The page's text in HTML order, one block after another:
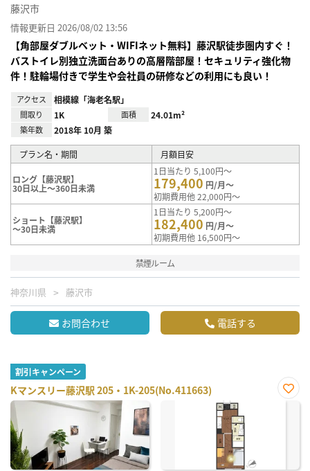
藤沢市
情報更新日 2026/08/02 13:56
【角部屋ダブルベット・WIFIネット無料】藤沢駅徒歩圏内すぐ！
バストイレ別独立洗面台ありの高層階部屋！セキュリティ強化物
件！駐輪場付きで学生や会社員の研修などの利用にも良い！
アクセス 相模線「海老名駅」
間取り 1K 面積 24.01m²
築年数 2018年 10月 築
プラン名・期間 月額目安
ロング【藤沢駅】
30日以上～360日未満
1日当たり 5,100円～
179,400 円/月～
初期費用他 22,000円～
ショート【藤沢駅】
～30日未満
1日当たり 5,200円～
182,400 円/月～
初期費用他 16,500円～
禁煙ルーム
神奈川県 藤沢市
お問合わせ 電話する
割引キャンペーン
Kマンスリー藤沢駅 205・1K-205(No.411663)
お気